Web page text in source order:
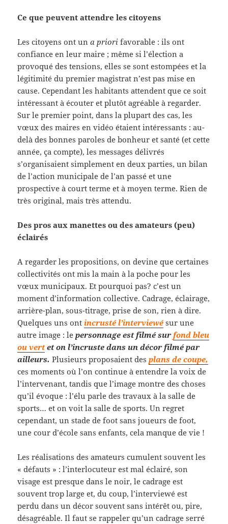
Ce que peuvent attendre les citoyens
Les citoyens ont una priori favorable : ils ont
confiance en leur maire ; même si l’élection a
provoqué des tensions, elles se sont estompées et la
légitimité du premier magistrat n’est pas mise en
cause. Cependant les habitants attendent que ce soit
intéressant à écouter et plutôt agréable à regarder.
Sur le premier point, dans la plupart des cas, les
vœux des maires en vidéo étaient intéressants : au-
delà des bonnes paroles de bonheur et santé (et cette
année, ça compte), les messages délivrés
s’organisaient simplement en deux parties, un bilan
de l’action municipale de l’an passé et une
prospective à court terme et à moyen terme. Rien de
très original, mais très attendu.
Des pros aux manettes ou des amateurs (peu)
éclairés
A regarder les propositions, on devine que certaines
collectivités ont mis la main à la poche pour les
vœux municipaux. Et pourquoi pas? c’est un
moment d’information collective. Cadrage, éclairage,
arrière-plan, sous-titrage, prise de son, rien à dire.
Quelques uns ont incrusté l’interviewésur une
autre image : lepersonnage est filmé sur fond bleu
ou vertet on l’incruste dans un décor filmé par
ailleurs. Plusieurs proposaient desplans de coupe,
ces moments où l’on continue à entendre la voix de
l’intervenant, tandis que l’image montre des choses
qu’il évoque : l’élu parle des travaux à la salle de
sports… et on voit la salle de sports. Un regret
cependant, un stade de foot sans joueurs de foot,
une cour d’école sans enfants, cela manque de vie !
Les réalisations des amateurs cumulent souvent les
« défauts » : l’interlocuteur est mal éclairé, son
visage est presque dans le noir, le cadrage est
souvent trop large et, du coup, l’interviewé est
perdu dans un décor souvent sans intérêt ou, pire,
désagréable. Il faut se rappeler qu’un cadrage serré